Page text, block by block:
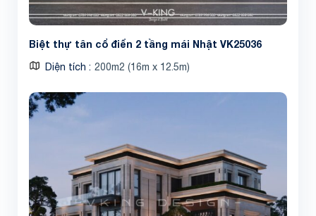
Biệt thự tân cổ điển 2 tầng mái Nhật VK25036
Diện tích 200m2 (16m x 12.5m)